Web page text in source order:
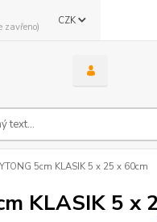
CZK
zavřeno)
YTONG 5cm KLASIK 5 x 25 x 60cm
KLASIK 5 x